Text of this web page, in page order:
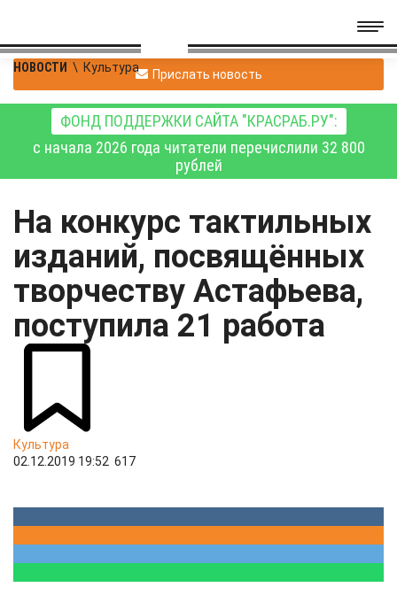
НОВОСТИ \ Культура Прислать новость
ФОНД ПОДДЕРЖКИ САЙТА "КРАСРАБ.РУ":
с начала 2026 года читатели перечислили 32 800
рублей
На конкурс тактильных
изданий, посвящённых
творчеству Астафьева,
поступила 21 работа
Культура
02.12.2019 19:52 617